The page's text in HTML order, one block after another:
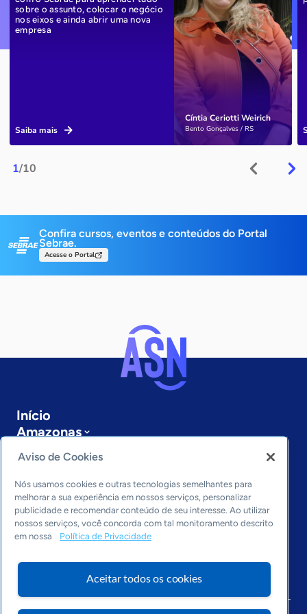
1/10
Cíntia Ceriotti Weirich
Bento Gonçalves / RS
sobre o assunto, colocar o negócio
nos eixos e ainda abrir uma nova
empresa
Saiba mais
Confira cursos, eventos e conteúdos do Portal
Sebrae.
Acesse o Portal
Início
Amazonas
Sobre a ASN
Últimas notícias
Entre em contato
Editorias
Economia & Política
Inovação & Tecnologia
Cultura empreendedora
Arquivo
Aviso de Cookies
Nós usamos cookies e outras tecnologias semelhantes para
melhorar a sua experiência em nossos serviços, personalizar
publicidade e recomendar conteúdo de seu interesse. Ao utilizar
nossos serviços, você concorda com tal monitoramento descrito
em nossa
Política de Privacidade
Aceitar todos os cookies